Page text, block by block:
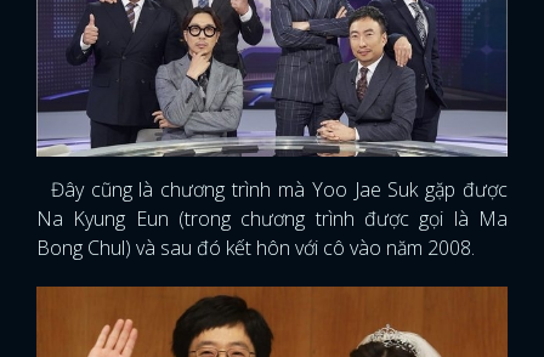
Đây cũng là chương trình mà Yoo Jae Suk gặp được
Na Kyung Eun (trong chương trình được gọi là Ma
Bong Chul) và sau đó kết hôn với cô vào năm 2008.